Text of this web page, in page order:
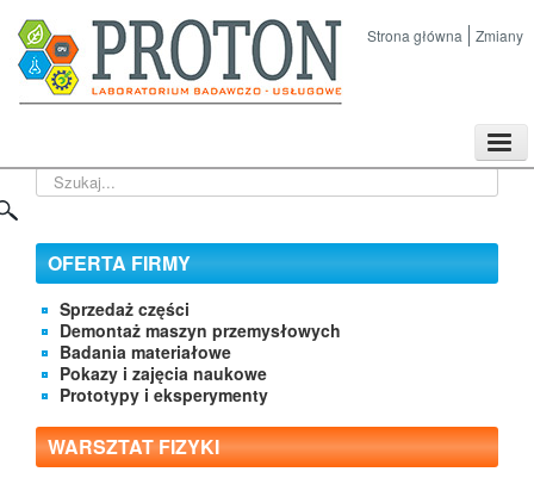
Strona główna Zmiany
Kontakt
Szukaj...
OFERTA FIRMY
Sprzedaż części
Demontaż maszyn przemysłowych
Badania materiałowe
Pokazy i zajęcia naukowe
Prototypy i eksperymenty
WARSZTAT FIZYKI